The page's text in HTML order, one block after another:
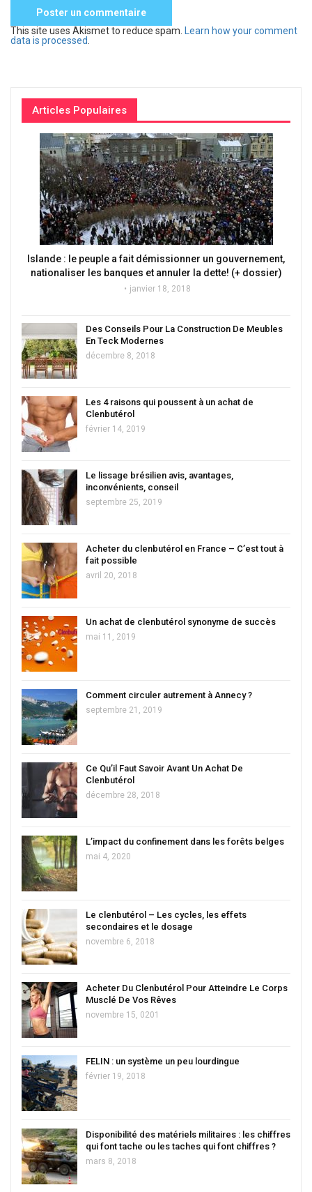
This site uses Akismet to reduce spam.
Learn how your comment
data is processed
Articles Populaires
Islande : le peuple a fait démissionner un gouvernement,
nationaliser les banques et annuler la dette! (+ dossier)
janvier 18, 2018
Des Conseils Pour La Construction De Meubles
En Teck Modernes
décembre 8, 2018
Les 4 raisons qui poussent à un achat de
Clenbutérol
février 14, 2019
Le lissage brésilien avis, avantages,
inconvénients, conseil
septembre 25, 2019
Acheter du clenbutérol en France – C’est tout à
fait possible
avril 20, 2018
Un achat de clenbutérol synonyme de succès
mai 11, 2019
Comment circuler autrement à Annecy ?
septembre 21, 2019
Ce Qu’il Faut Savoir Avant Un Achat De
Clenbutérol
décembre 28, 2018
L’impact du confinement dans les forêts belges
mai 4, 2020
Le clenbutérol – Les cycles, les effets
secondaires et le dosage
novembre 6, 2018
Acheter Du Clenbutérol Pour Atteindre Le Corps
Musclé De Vos Rêves
novembre 15, 0201
FELIN : un système un peu lourdingue
février 19, 2018
Disponibilité des matériels militaires : les chiffres
qui font tache ou les taches qui font chiffres ?
mars 8, 2018